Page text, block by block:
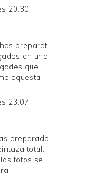
20:30
preparat, i
en una
que
aquesta
23:07
preparado
total.
fotos se